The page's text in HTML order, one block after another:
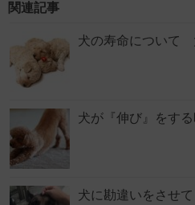
関連記事
犬の寿命について
犬が『伸び』をす
犬に勘違いをさせ